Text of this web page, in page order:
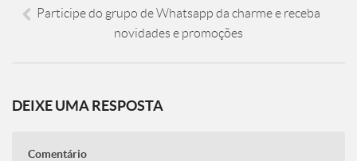
Participe do grupo de Whatsapp da charme e receba
novidades e promoções
DEIXE UMA RESPOSTA
Comentário